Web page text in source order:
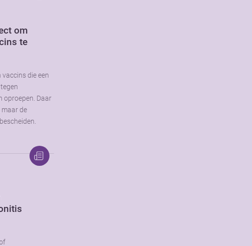
om
te
die een
oproepen. Daar
maar de